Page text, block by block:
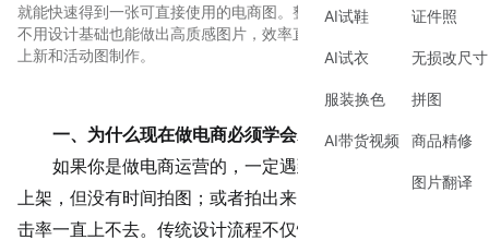
AI试鞋
AI试衣
服装换色
AI带货视频
证件照
无损改尺寸
拼图
商品精修
图片翻译
就能快速得到一张可直接使用的电商图。整个过程几分钟内完成，
不用设计基础也能做出高质感图片，效率直接拉满，特别适合日常
上新和活动图制作。
一、 为什么现在做电商必须学会AI生图
如果你是做电商运营的，一定遇到过这种情况：新品要
上架，但没有时间拍图；或者拍出来的图片不够吸引人，点
击率一直上不去。传统设计流程不仅慢，还特别依赖设计经